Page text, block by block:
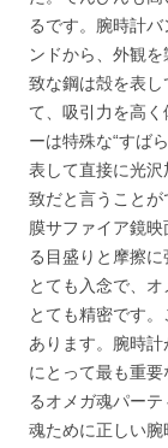
るです。腕時計
ンドから、外観
致な鋼は殻を表
て、吸引力を高
ーは特殊な“すば
表して直接に光
致だと言うこと
膜サファイア鏡
る目盛りと摩擦
とても入念で、
とても精密です
あります。腕時
にとって最も重
るオメガ魂パー
魂ために正しい